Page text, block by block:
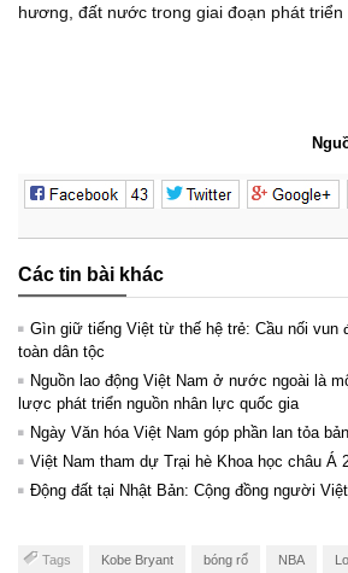
hương, đất nước trong giai đoạn phát triển
Các tin bài khác
Gìn giữ tiếng Việt từ thế hệ trẻ: Cầu nối vun
toàn dân tộc
Nguồn lao động Việt Nam ở nước ngoài là
lược phát triển nguồn nhân lực quốc gia
Ngày Văn hóa Việt Nam góp phần lan tỏa
Việt Nam tham dự Trại hè Khoa học châu Á
Động đất tại Nhật Bản: Cộng đồng người
Tags Kobe Bryant bóng rổ NBA